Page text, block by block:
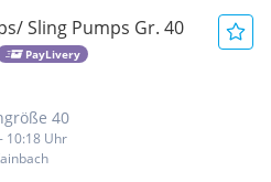
Sling Pumps Gr. 40
PayLivery
40
10:18 Uhr